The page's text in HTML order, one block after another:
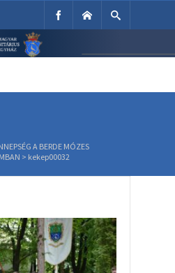
Egyház
A BERDE MÓZES
> kekep00032